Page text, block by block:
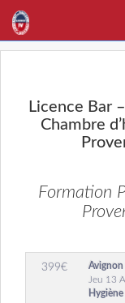
Licence Bar
Chambre
Formation
399€
Avignon
Jeu 13